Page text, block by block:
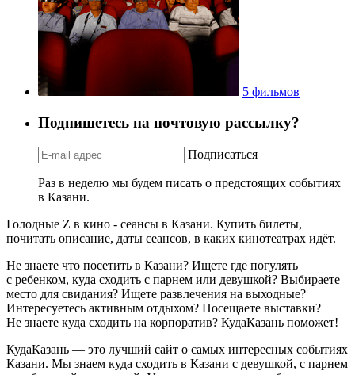
5 фильмов
Подпишетесь на почтовую рассылку?
Подписаться
Раз в неделю мы будем писать о предстоящих событиях
в Казани.
Голодные Z в кино - сеансы в Казани. Купить билеты,
почитать описание, даты сеансов, в каких кинотеатрах идёт.
Не знаете что посетить в Казани? Ищете где погулять
с ребенком, куда сходить с парнем или девушкой? Выбираете
место для свидания? Ищете развлечения на выходные?
Интересуетесь активным отдыхом? Посещаете выставки?
Не знаете куда сходить на корпоратив? КудаКазань поможет!
КудаКазань — это лучший сайт о самых интересных событиях
Казани. Мы знаем куда сходить в Казани с девушкой, с парнем